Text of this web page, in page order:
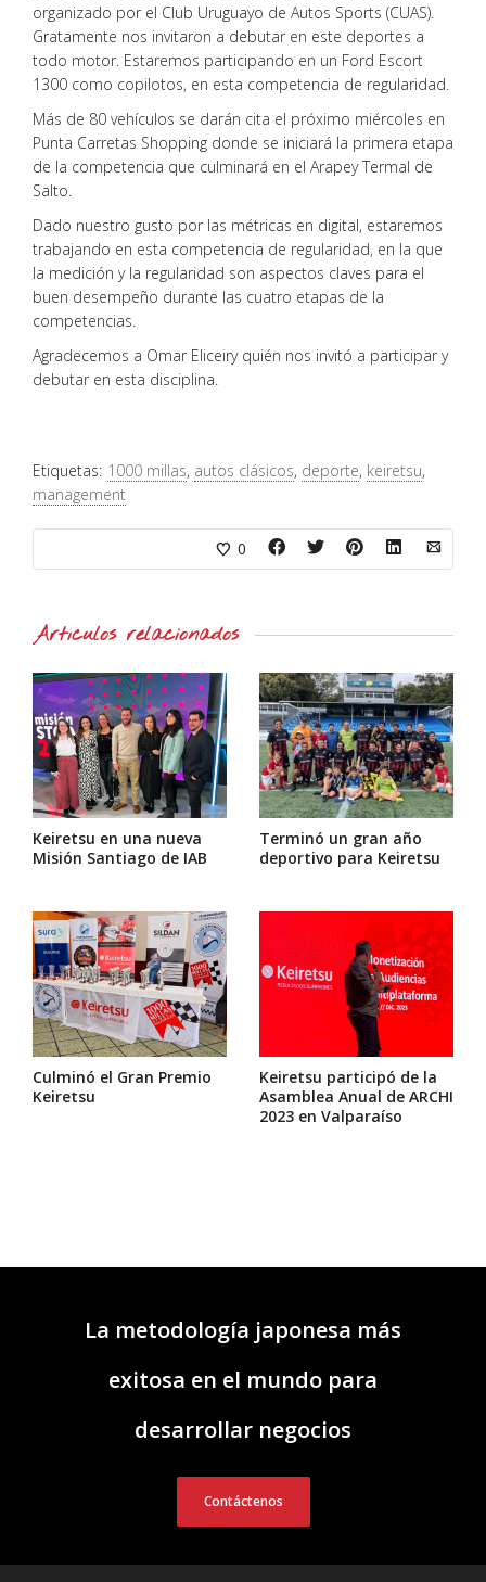
organizado por el Club Uruguayo de Autos Sports (CUAS).
Gratamente nos invitaron a debutar en este deportes a
todo motor. Estaremos participando en un Ford Escort
1300 como copilotos, en esta competencia de regularidad.
Más de 80 vehículos se darán cita el próximo miércoles en
Punta Carretas Shopping donde se iniciará la primera etapa
de la competencia que culminará en el Arapey Termal de
Salto.
Dado nuestro gusto por las métricas en digital, estaremos
trabajando en esta competencia de regularidad, en la que
la medición y la regularidad son aspectos claves para el
buen desempeño durante las cuatro etapas de la
competencias.
Agradecemos a Omar Eliceiry quién nos invitó a participar y
debutar en esta disciplina.
Etiquetas: 1000 millas, autos clásicos, deporte, keiretsu,
management
0
Artículos relacionados
Keiretsu en una nueva
Misión Santiago de IAB
Terminó un gran año
deportivo para Keiretsu
Culminó el Gran Premio
Keiretsu
Keiretsu participó de la
Asamblea Anual de ARCHI
2023 en Valparaíso
La metodología japonesa más
exitosa en el mundo para
desarrollar negocios
Contáctenos